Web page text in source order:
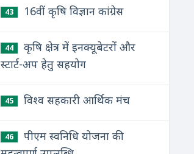
43 16वीं कृषि विज्ञान कांग्रेस
44
कृषि क्षेत्र में इनक्यूबेटरों और
स्टार्ट-अप हेतु सहयोग
45 विश्व सहकारी आर्थिक मंच
46
पीएम स्वनिधि योजना की